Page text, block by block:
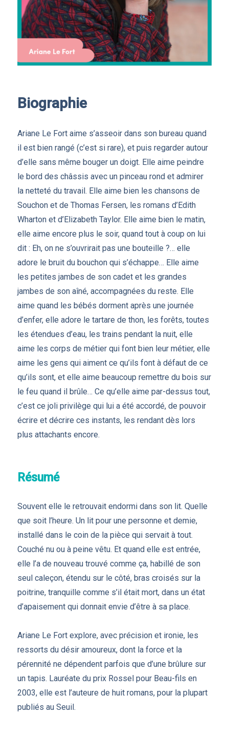
Biographie
Ariane Le Fort aime s’asseoir dans son bureau quand
il est bien rangé (c’est si rare), et puis regarder autour
d’elle sans même bouger un doigt. Elle aime peindre
le bord des châssis avec un pinceau rond et admirer
la netteté du travail. Elle aime bien les chansons de
Souchon et de Thomas Fersen, les romans d’Edith
Wharton et d’Elizabeth Taylor. Elle aime bien le matin,
elle aime encore plus le soir, quand tout à coup on lui
dit : Eh, on ne s’ouvrirait pas une bouteille ?… elle
adore le bruit du bouchon qui s’échappe… Elle aime
les petites jambes de son cadet et les grandes
jambes de son aîné, accompagnées du reste. Elle
aime quand les bébés dorment après une journée
d’enfer, elle adore le tartare de thon, les forêts, toutes
les étendues d’eau, les trains pendant la nuit, elle
aime les corps de métier qui font bien leur métier, elle
aime les gens qui aiment ce qu’ils font à défaut de ce
qu’ils sont, et elle aime beaucoup remettre du bois sur
le feu quand il brûle… Ce qu’elle aime par-dessus tout,
c’est ce joli privilège qui lui a été accordé, de pouvoir
écrire et décrire ces instants, les rendant dès lors
plus attachants encore.
Résumé
Souvent elle le retrouvait endormi dans son lit. Quelle
que soit l’heure. Un lit pour une personne et demie,
installé dans le coin de la pièce qui servait à tout.
Couché nu ou à peine vêtu. Et quand elle est entrée,
elle l’a de nouveau trouvé comme ça, habillé de son
seul caleçon, étendu sur le côté, bras croisés sur la
poitrine, tranquille comme s’il était mort, dans un état
d’apaisement qui donnait envie d’être à sa place.
Ariane Le Fort explore, avec précision et ironie, les
ressorts du désir amoureux, dont la force et la
pérennité ne dépendent parfois que d’une brûlure sur
un tapis. Lauréate du prix Rossel pour Beau-fils en
2003, elle est l’auteure de huit romans, pour la plupart
publiés au Seuil.